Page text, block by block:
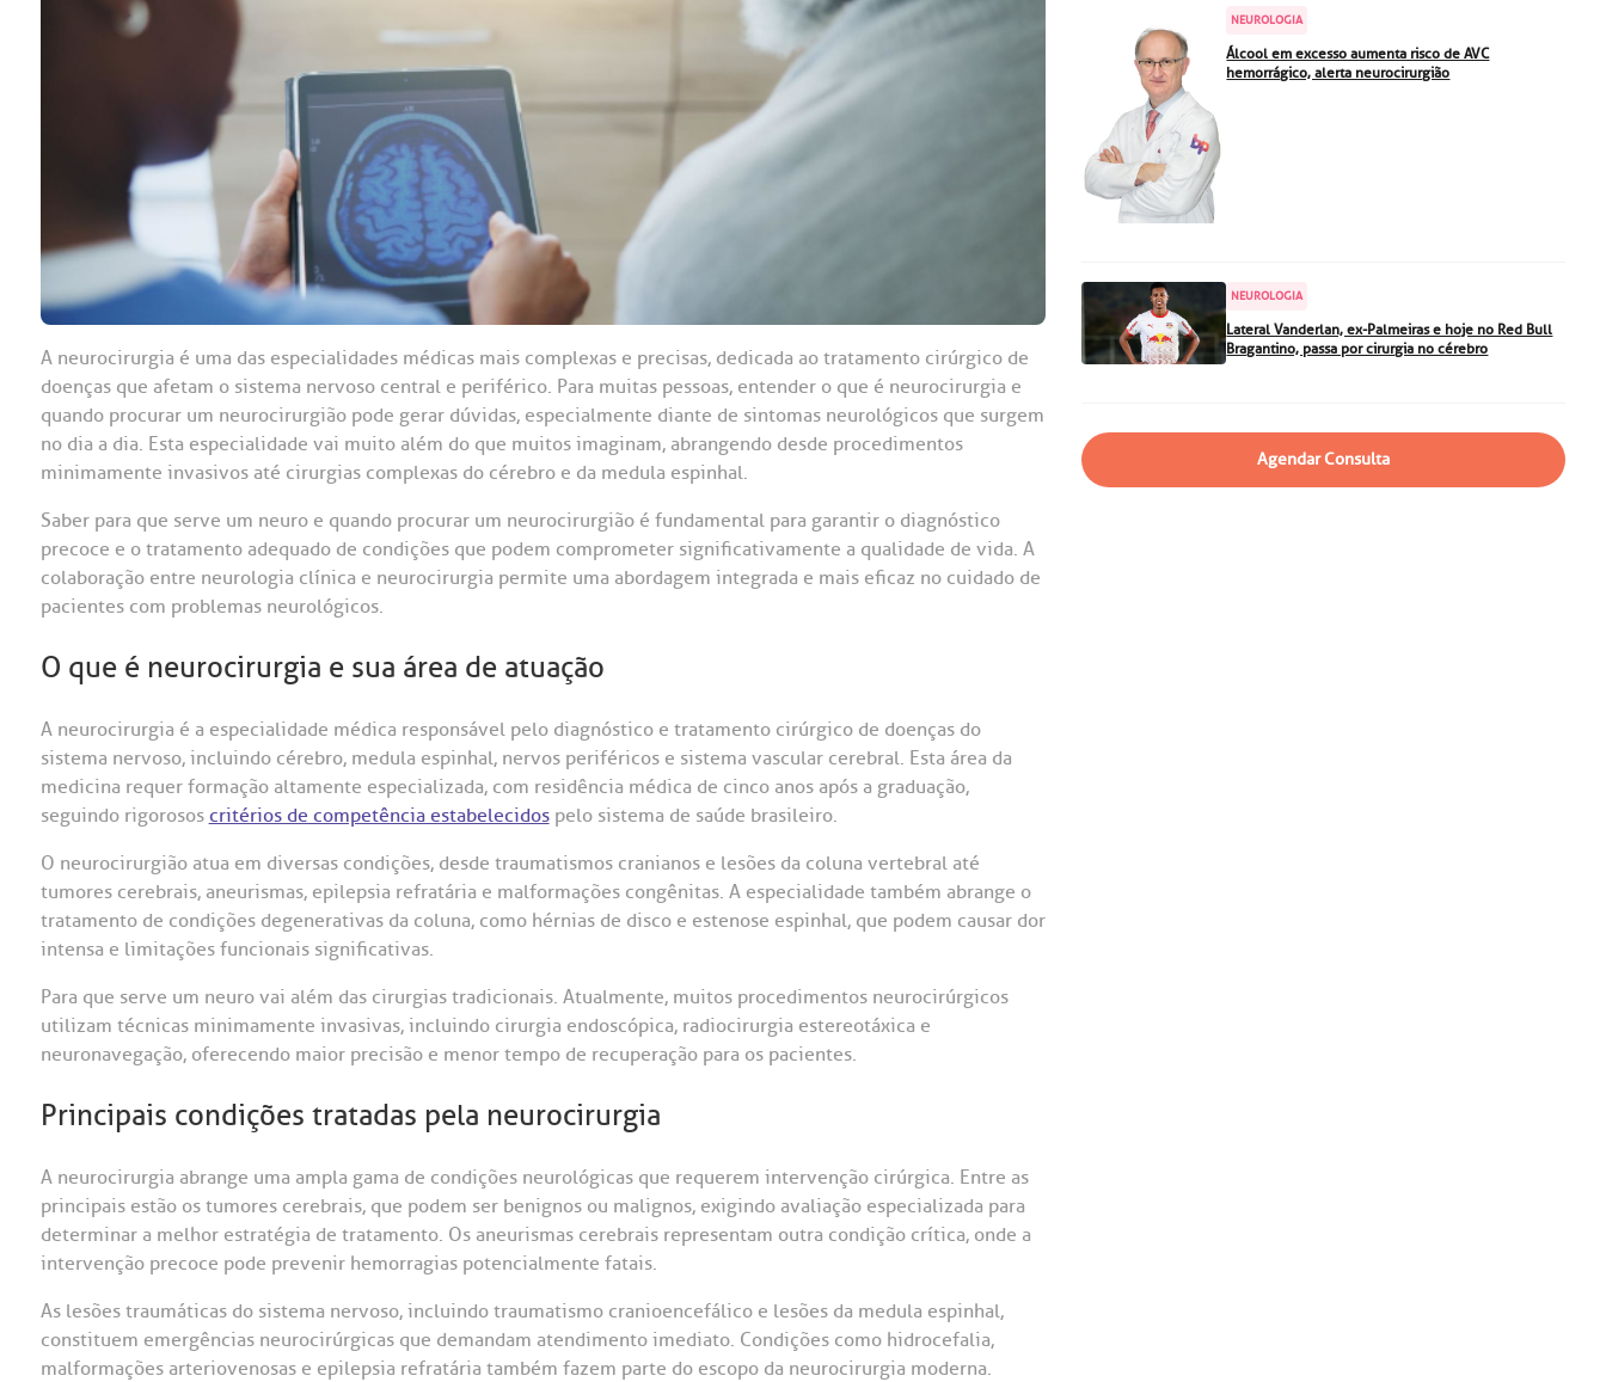
OUVIDORIA:
ouvidoria@bp.org.br
Fale Conosco
Rua Maestro Cardim, 769
CEP: 01323-001 | Bela
Vista
São Paulo - SP
Saiba mais
R. Martiniano de Carvalho,
CEP: 01323-001 | Bela Vista
Teleinterconsulta
Centro de Doenças Autoimunes
Solicitação de veracidade de
atestado
A neurocirurgia é uma das especialidades médicas mais complexas e precisas, dedicada ao tratamento cirúrgico de
doenças que afetam o sistema nervoso central e periférico. Para muitas pessoas, entender o que é neurocirurgia e
quando procurar um neurocirurgião pode gerar dúvidas, especialmente diante de sintomas neurológicos que surgem
no dia a dia. Esta especialidade vai muito além do que muitos imaginam, abrangendo desde procedimentos
minimamente invasivos até cirurgias complexas do cérebro e da medula espinhal.
Saber para que serve um neuro e quando procurar um neurocirurgião é fundamental para garantir o diagnóstico
precoce e o tratamento adequado de condições que podem comprometer significativamente a qualidade de vida. A
colaboração entre neurologia clínica e neurocirurgia permite uma abordagem integrada e mais eficaz no cuidado de
pacientes com problemas neurológicos.
O que é neurocirurgia e sua área de atuação
A neurocirurgia é a especialidade médica responsável pelo diagnóstico e tratamento cirúrgico de doenças do
sistema nervoso, incluindo cérebro, medula espinhal, nervos periféricos e sistema vascular cerebral. Esta área da
medicina requer formação altamente especializada, com residência médica de cinco anos após a graduação,
seguindo rigorosos critérios de competência estabelecidospelo sistema de saúde brasileiro.
O neurocirurgião atua em diversas condições, desde traumatismos cranianos e lesões da coluna vertebral até
tumores cerebrais, aneurismas, epilepsia refratária e malformações congênitas. A especialidade também abrange o
tratamento de condições degenerativas da coluna, como hérnias de disco e estenose espinhal, que podem causar dor
intensa e limitações funcionais significativas.
Para que serve um neuro vai além das cirurgias tradicionais. Atualmente, muitos procedimentos neurocirúrgicos
utilizam técnicas minimamente invasivas, incluindo cirurgia endoscópica, radiocirurgia estereotáxica e
neuronavegação, oferecendo maior precisão e menor tempo de recuperação para os pacientes.
Principais condições tratadas pela neurocirurgia
A neurocirurgia abrange uma ampla gama de condições neurológicas que requerem intervenção cirúrgica. Entre as
principais estão os tumores cerebrais, que podem ser benignos ou malignos, exigindo avaliação especializada para
determinar a melhor estratégia de tratamento. Os aneurismas cerebrais representam outra condição crítica, onde a
intervenção precoce pode prevenir hemorragias potencialmente fatais.
As lesões traumáticas do sistema nervoso, incluindo traumatismo cranioencefálico e lesões da medula espinhal,
constituem emergências neurocirúrgicas que demandam atendimento imediato. Condições como hidrocefalia,
malformações arteriovenosas e epilepsia refratária também fazem parte do escopo da neurocirurgia moderna.
NEUROLOGIA
Álcool em excesso aumenta risco de AVC
hemorrágico, alerta neurocirurgião
NEUROLOGIA
Lateral Vanderlan, ex-Palmeiras e hoje no Red Bull
Bragantino, passa por cirurgia no cérebro
Agendar Consulta